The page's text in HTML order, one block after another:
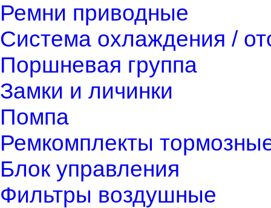
Ремни приводные
Система охлаждения /
Поршневая группа
Замки и личинки
Помпа
Ремкомплекты
Блок управления
Фильтры воздушные